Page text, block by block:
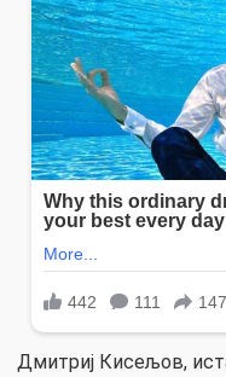
Дмитриј Кисељов,